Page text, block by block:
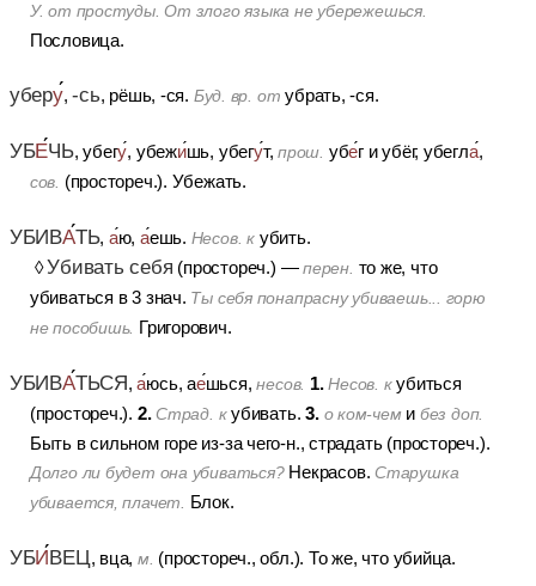
У. от простуды. От злого языка не убережешься.
Пословица.
уберу,-сь, рёшь, -ся. Буд. вр. от убрать, -ся.
УБЕЧЬ, убегу, убежишь, убегут,прош. убег и убёг, убегла,
сов. (простореч.). Убежать.
УБИВАТЬ, аю,аешь. Несов. кубить.
◊Убивать себя (простореч.) —перен. то же, что
убиваться в 3 знач. Ты себя понапрасну убиваешь... горю
не пособишь. Григорович.
УБИВАТЬСЯ,аюсь, аешься,несов. 1. Несов. кубиться
(простореч.). 2. Страд. кубивать. 3. о ком-чеми без доп.
Быть в сильном горе из-за чего-н., страдать (простореч.).
Долго ли будет она убиваться?Некрасов. Старушка
убивается, плачет.
Блок.
УБИВЕЦ, вца,м. (простореч., обл.). То же, что убийца.